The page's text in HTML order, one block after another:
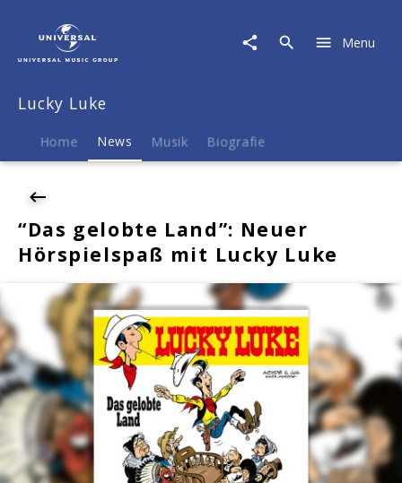
News
"Das
Neuer
Luke
Menu
Lucky Luke
Home News Musik Biografie
“Das gelobte Land”: Neuer
Hörspielspaß mit Lucky Luke